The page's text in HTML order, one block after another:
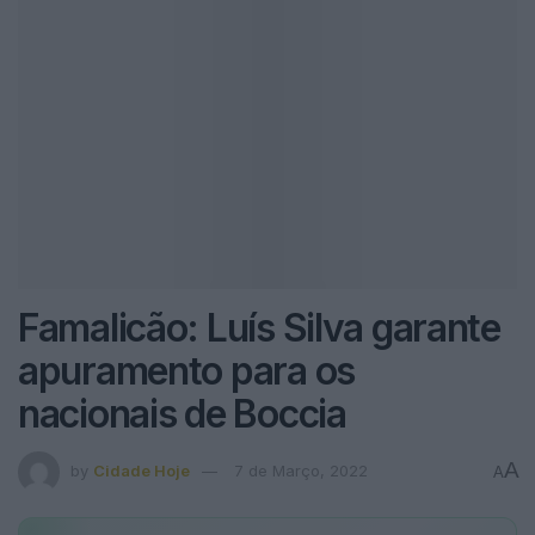
Famalicão: Luís Silva garante
apuramento para os
nacionais de Boccia
by Cidade Hoje 7 de Março, 2022 AA